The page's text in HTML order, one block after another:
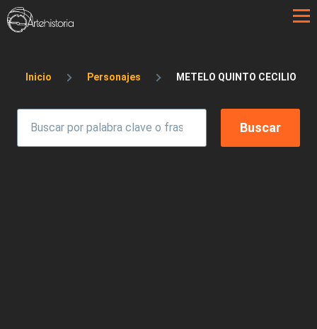
Pasar al contenido principal
Sobrescribir enlaces de ayuda a la
Inicio Personajes METELO QUINTO CECILIO